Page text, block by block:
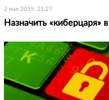
2 мая 2019, 21:27
Назначить